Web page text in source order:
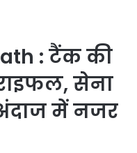
: टैंक की
सेना
में नजर